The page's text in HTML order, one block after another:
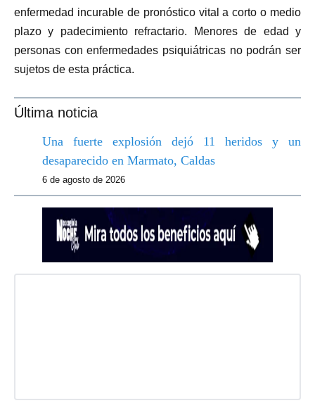
enfermedad incurable de pronóstico vital a corto o medio
plazo y padecimiento refractario. Menores de edad y
personas con enfermedades psiquiátricas no podrán ser
sujetos de esta práctica.
Última noticia
Una fuerte explosión dejó 11 heridos y un
desaparecido en Marmato, Caldas
6 de agosto de 2026